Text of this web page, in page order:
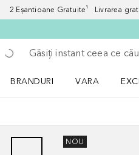
2 Eșantioane Gratuite¹ Livrarea
Înapoi
Executați căutarea
BRANDURI
VARA
NOU